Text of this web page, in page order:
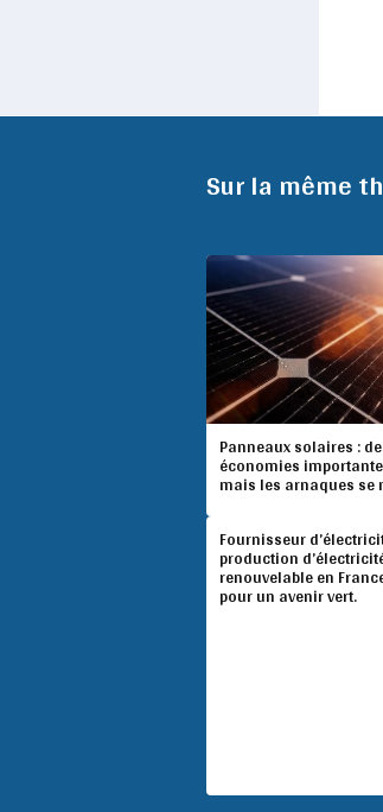
Sur la même
Panneaux solaires :
économies
mais les arnaques
Fournisseur
production
renouvelable en
pour un avenir vert.